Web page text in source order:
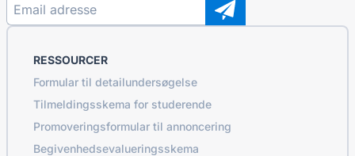
RESSOURCER
Formular til detailundersøgelse
Tilmeldingsskema for studerende
Promoveringsformular til annoncering
Begivenhedsevalueringsskema